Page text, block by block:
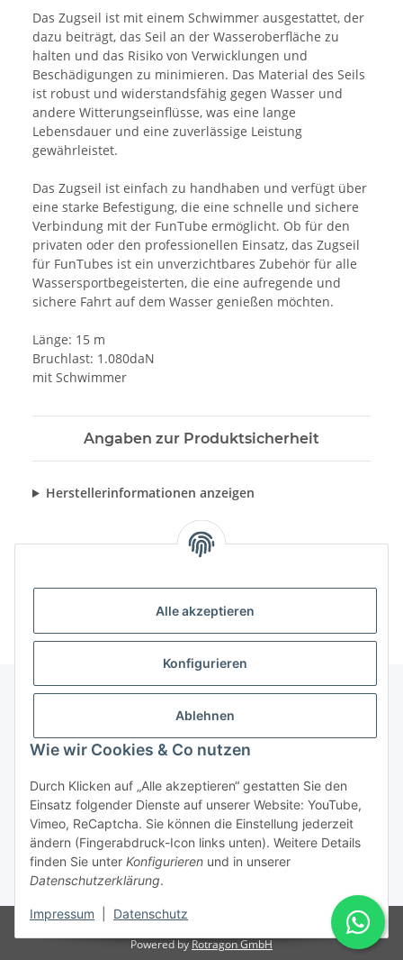
Alle akzeptieren
Konfigurieren
Ablehnen
Wie wir Cookies & Co nutzen
Durch Klicken auf „Alle akzeptieren“ gestatten Sie den
Einsatz folgender Dienste auf unserer Website: YouTube,
Vimeo, ReCaptcha. Sie können die Einstellung jederzeit
ändern (Fingerabdruck-Icon links unten). Weitere Details
finden Sie unter Konfigurieren und in unserer
Datenschutzerklärung.
Impressum Datenschutz
Das Zugseil ist mit einem Schwimmer ausgestattet, der
dazu beiträgt, das Seil an der Wasseroberfläche zu
halten und das Risiko von Verwicklungen und
Beschädigungen zu minimieren. Das Material des Seils
ist robust und widerstandsfähig gegen Wasser und
andere Witterungseinflüsse, was eine lange
Lebensdauer und eine zuverlässige Leistung
gewährleistet.
Das Zugseil ist einfach zu handhaben und verfügt über
eine starke Befestigung, die eine schnelle und sichere
Verbindung mit der FunTube ermöglicht. Ob für den
privaten oder den professionellen Einsatz, das Zugseil
für FunTubes ist ein unverzichtbares Zubehör für alle
Wassersportbegeisterten, die eine aufregende und
sichere Fahrt auf dem Wasser genießen möchten.
Länge: 15 m
Bruchlast: 1.080daN
mit Schwimmer
Angaben zur Produktsicherheit
Herstellerinformationen anzeigen
Gesetzliche Informationen
Vertrag widerrufen
* Alle Preise inkl. gesetzlicher USt., zzgl.
© Rotragon GmbH - Robert-Bosch-Str. 63 - 46354 Südlohn
Powered byRotragon GmbH